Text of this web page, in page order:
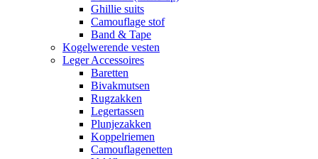
Ghillie suits
Camouflage stof
Band & Tape
Kogelwerende vesten
Leger Accessoires
Baretten
Bivakmutsen
Rugzakken
Legertassen
Plunjezakken
Koppelriemen
Camouflagenetten